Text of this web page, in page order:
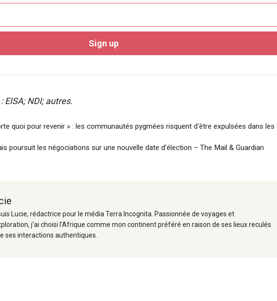
EISA;NDI; autres.
quoi pour revenir » : les communautés pygmées risquent d'être expulsées dans les
poursuit les négociations sur une nouvelle date d’élection – The Mail & Guardian
Lucie, rédactrice pour le média Terra Incognita. Passionnée de voyages et
j'ai choisi l'Afrique comme mon continent préféré en raison de ses lieux reculés
ses interactions authentiques.